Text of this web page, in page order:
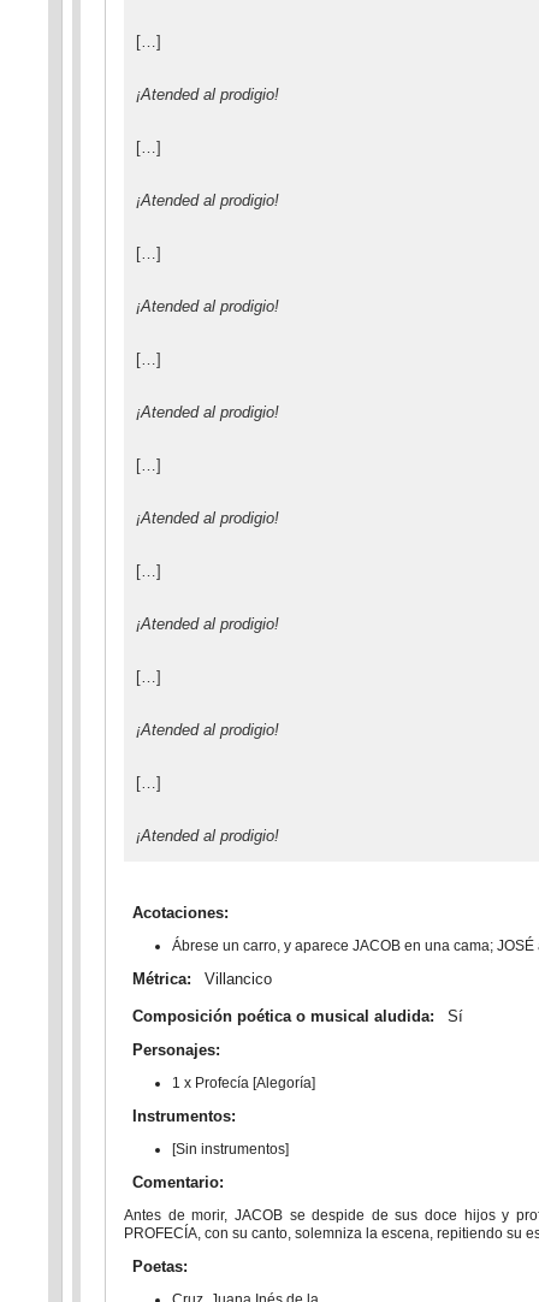
[…]
¡Atended al prodigio!
[…]
¡Atended al prodigio!
[…]
¡Atended al prodigio!
[…]
¡Atended al prodigio!
[…]
¡Atended al prodigio!
[…]
¡Atended al prodigio!
[…]
¡Atended al prodigio!
[…]
¡Atended al prodigio!
Acotaciones:
Ábrese un carro, y aparece JACOB en una cama;
Métrica: Villancico
Composición poética o musical aludida:
Sí
Personajes:
1 x Profecía [Alegoría]
Instrumentos:
[Sin instrumentos]
Comentario:
Antes de morir, JACOB se despide de sus doce hijos y
PROFECÍA, con su canto, solemniza la escena, repitiendo su
Poetas: